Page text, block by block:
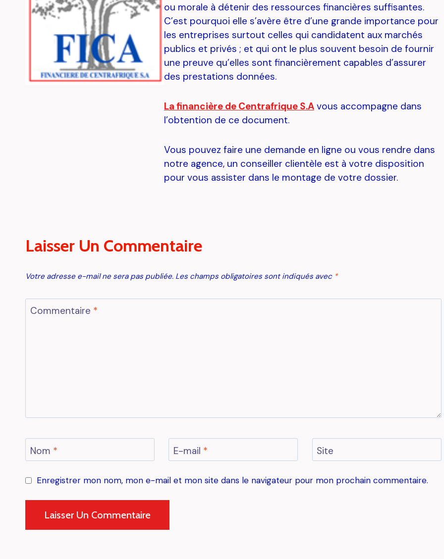
ou morale à détenir des ressources financières suffisantes.
C’est pourquoi elle s’avère être d’une grande importance pour
les entreprises surtout celles qui candidatent aux marchés
publics et privés ; et qui ont le plus souvent besoin de fournir
une preuve qu’elles sont financièrement capables d’assurer
des prestations données.
La financière de Centrafrique S.Avous accompagne dans
l’obtention de ce document.
Vous pouvez faire une demande en ligne ou vous rendre dans
notre agence, un conseiller clientèle est à votre disposition
pour vous assister dans le montage de votre dossier.
Laisser Un Commentaire
Votre adresse e-mail ne sera pas publiée. Les champs obligatoires sont indiqués avec *
Commentaire *
Nom * E-mail * Site
Enregistrer mon nom, mon e-mail et mon site dans le navigateur pour mon prochain commentaire.